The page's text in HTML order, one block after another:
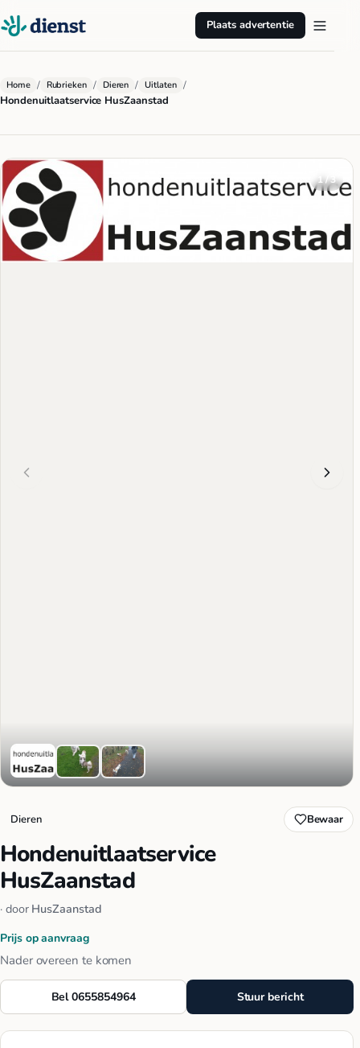
Plaats advertentie
Home / Rubrieken / Dieren / Uitlaten /
Hondenuitlaatservice HusZaanstad
1 / 3
Dieren Bewaar
Hondenuitlaatservice
HusZaanstad
· door HusZaanstad
Prijs op aanvraag
Nader overeen te komen
Bel 0655854964 Stuur bericht